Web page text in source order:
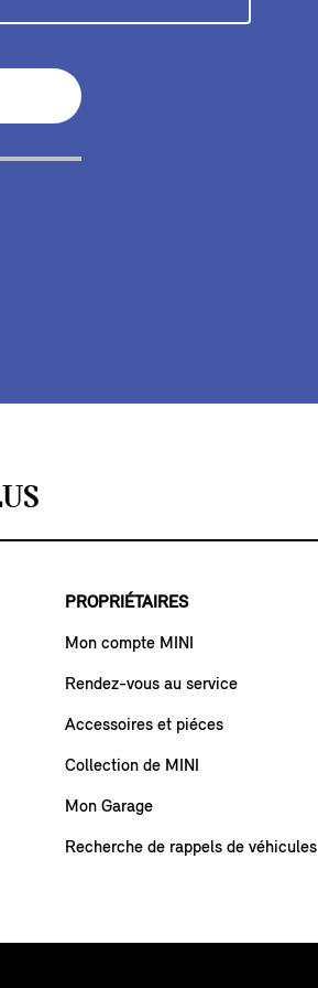
PROPRIÉTAIRES
Mon compte MINI
Rendez-vous au service
Accessoires et piéces
Collection de MINI
Mon Garage
Recherche de rappels de véhicules